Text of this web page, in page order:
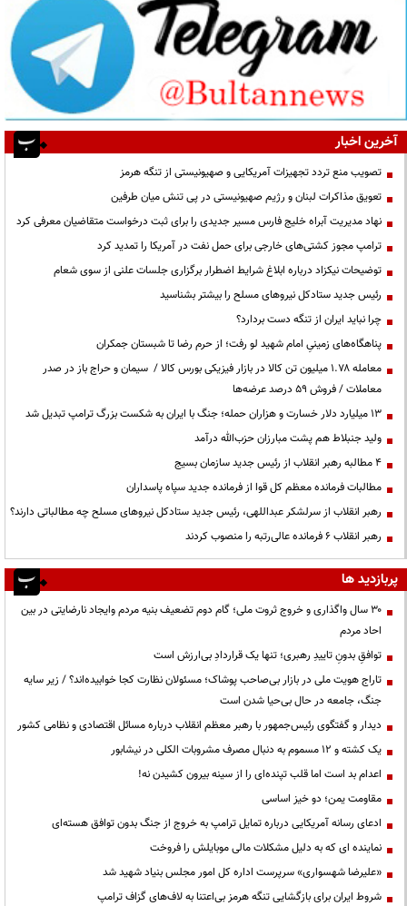
آخرین اخبار
تصویب منع تردد تجهیزات آمریکایی و صهیونیستی از تنگه هرمز
تعویق مذاکرات لبنان و رژیم صهیونیستی در پی تنش میان طرفین
نهاد مدیریت آبراه خلیج فارس مسیر جدیدی را برای ثبت درخواست متقاضیان معرفی کرد
ترامپ مجوز کشتی‌های خارجی برای حمل نفت در آمریکا را تمدید کرد
توضیحات نیکزاد درباره ابلاغ شرایط اضطرار برگزاری جلسات علنی از سوی شعام
رئیس جدید ستادکل نیروهای مسلح را بیشتر بشناسید
چرا نباید ایران از تنگه دست بردارد؟
پناهگاه‌های زمینیِ امام شهید لو رفت؛ از حرم رضا تا شبستان جمکران
معامله ۱.۷۸ میلیون تن کالا در بازار فیزیکی بورس کالا / سیمان و حراج باز در صدر
معاملات / فروش ۵۹ درصد عرضه‌ها
۱۳ میلیارد دلار خسارت و هزاران حمله؛ جنگ با ایران به شکست بزرگ ترامپ تبدیل شد
ولید جنبلاط هم پشت مبارزان حزب‌الله درآمد
۴ مطالبه رهبر انقلاب از رئیس جدید سازمان بسیج
مطالبات فرمانده معظم کل قوا از فرمانده جدید سپاه پاسداران
رهبر انقلاب از سرلشکر عبداللهی، رئیس جدید ستادکل نیروهای مسلح چه مطالباتی دارند؟
رهبر انقلاب ۶ فرمانده عالی‌رتبه را منصوب کردند
پربازدید ها
۳۰ سال واگذاری و خروج ثروت ملی؛ گام دوم تضعیف بنیه مردم وایجاد نارضایتی در بین
احاد مردم
توافقِ بدونِ تاییدِ رهبری؛ تنها یک قراردادِ بی‌ارزش است
تاراج هویت ملی در بازار بی‌صاحب پوشاک؛ مسئولان نظارت کجا خوابیده‌اند؟ / زیر سایه
جنگ، جامعه در حال بی‌حیا شدن است
دیدار و گفتگوی رئیس‌جمهور با رهبر معظم انقلاب درباره مسائل اقتصادی و نظامی کشور
یک کشته و ۱۲ مسموم به دنبال مصرف مشروبات الکلی در نیشابور
اعدام بد است اما قلب تپنده‌ای را از سینه بیرون کشیدن نه!
مقاومت یمن؛ دو خیز اساسی
ادعای رسانه آمریکایی درباره تمایل ترامپ به خروج از جنگ بدون توافق هسته‌ای
نماینده ای که به دلیل مشکلات مالی موبایلش را فروخت
«علیرضا شهسواری» سرپرست اداره کل امور مجلس بنیاد شهید شد
شروط ایران برای بازگشایی تنگه هرمز بی‌اعتنا به لاف‌های گزاف ترامپ